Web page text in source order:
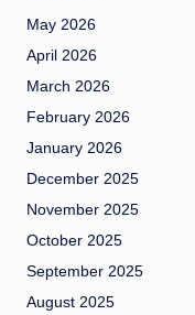
May 2026
April 2026
March 2026
February 2026
January 2026
December 2025
November 2025
October 2025
September 2025
August 2025